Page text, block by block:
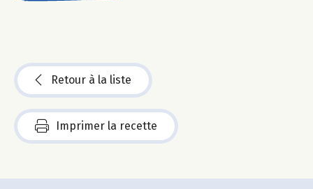
Retour à la liste
Imprimer la recette